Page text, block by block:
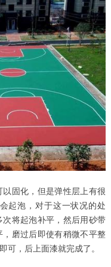
固化，但是弹性层上有很
起泡，对于这一状况的处
将起泡补平，然后用砂带
磨过后即使有稍微不平整
可，后上面漆就完成了。